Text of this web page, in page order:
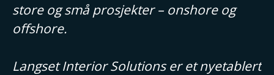
store og små prosjekter – onshore og
offshore.
Langset Interior Solutions er et nyetablert